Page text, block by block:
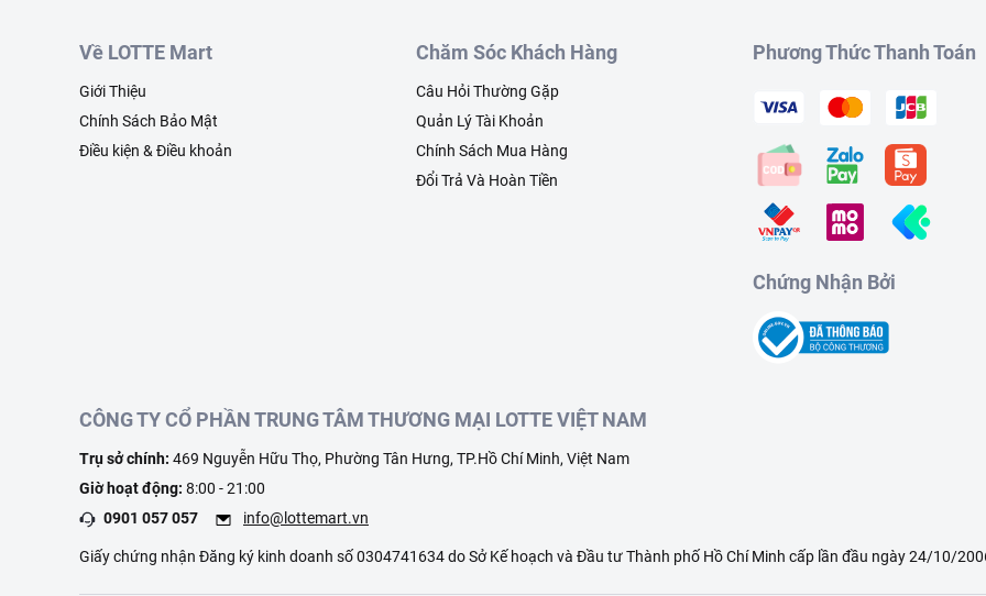
Về LOTTE Mart
Giới Thiệu
Chính Sách Bảo Mật
Điều kiện & Điều khoản
Chăm Sóc Khách Hàng
Câu Hỏi Thường Gặp
Quản Lý Tài Khoản
Chính Sách Mua Hàng
Đổi Trả Và Hoàn Tiền
Phương Thức Thanh Toán
Chứng Nhận Bởi
CÔNG TY CỔ PHẦN TRUNG TÂM THƯƠNG MẠI LOTTE VIỆT NAM
Trụ sở chính: 469 Nguyễn Hữu Thọ, Phường Tân Hưng, TP.Hồ Chí Minh, Việt Nam
Giờ hoạt động: 8:00 - 21:00
0901 057 057
info@lottemart.vn
Giấy chứng nhận Đăng ký kinh doanh số 0304741634 do Sở Kế hoạch và Đầu tư Thành phố Hồ Chí Minh cấp lần đầu ngày 24/10/